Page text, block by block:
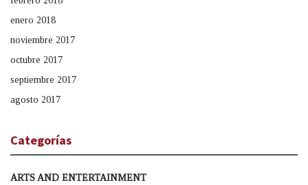
enero 2018
noviembre 2017
octubre 2017
septiembre 2017
agosto 2017
Categorías
ARTS AND ENTERTAINMENT